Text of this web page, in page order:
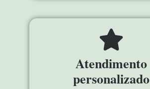
Atendimento
personalizado